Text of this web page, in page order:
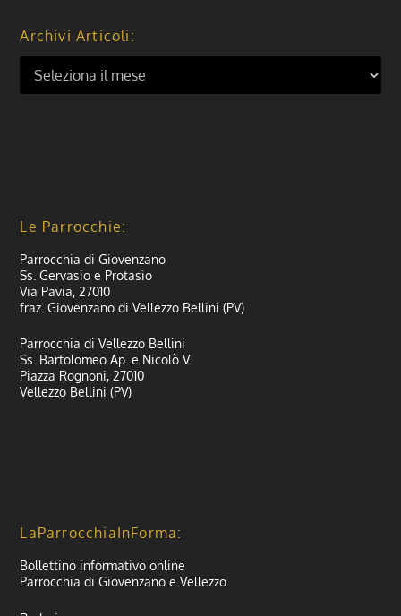
Archivi Articoli:
Le Parrocchie:
Parrocchia di Giovenzano
Ss. Gervasio e Protasio
Via Pavia, 27010
fraz. Giovenzano di Vellezzo Bellini (PV)
Parrocchia di Vellezzo Bellini
Ss. Bartolomeo Ap. e Nicolò V.
Piazza Rognoni, 27010
Vellezzo Bellini (PV)
LaParrocchiaInForma:
Bollettino informativo online
Parrocchia di Giovenzano e Vellezzo